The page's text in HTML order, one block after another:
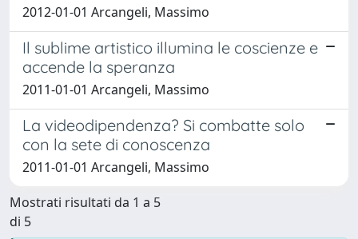
2012-01-01 Arcangeli, Massimo
Il sublime artistico illumina le coscienze e
accende la speranza
2011-01-01 Arcangeli, Massimo
La videodipendenza? Si combatte solo
con la sete di conoscenza
2011-01-01 Arcangeli, Massimo
Mostrati risultati da 1 a 5
di 5